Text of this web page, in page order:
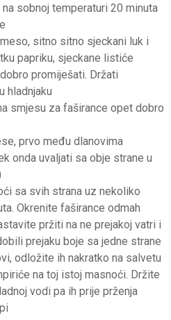
sobnoj temperaturi 20 minuta
sitno sitno sjeckani luk i
papriku, sjeckane listiće
promiješati. Držati
hladnjaku
smjesu za faširance opet dobro
prvo među dlanovima
onda uvaljati sa obje strane u
sa svih strana uz nekoliko
Okrenite faširance odmah
pržiti na ne prejakoj vatri i
prejaku boje sa jedne strane
odložite ih nakratko na salvetu
na toj istoj masnoći. Držite
vodi pa ih prije prženja